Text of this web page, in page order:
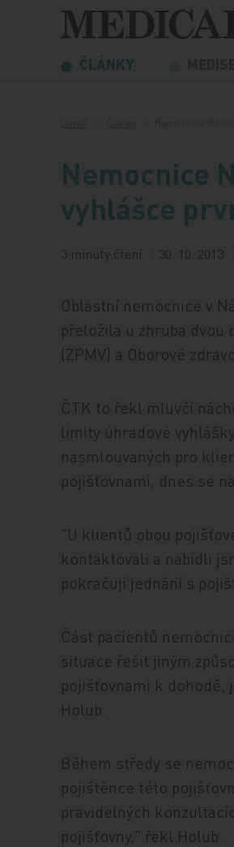
Přeskočit na obsah
ČLÁNKY
Nemocnice
vyhlášce
3 minuty čtení 30. 10. 2013
Oblastní nemocnice v
přeložila u zhruba
(ZPMV) a Oborové
ČTK to řekl mluvčí
limity úhradové
nasmlouvaných pro
pojišťovnami, dnes se
"U klientů obou
kontaktovali a nabídli
pokračují jednání s
Část pacientů
situace řešit jiným
pojišťovnami k
Holub.
Během středy se
pojištěnce této
pravidelných
pojišťovny," řekl Holub.